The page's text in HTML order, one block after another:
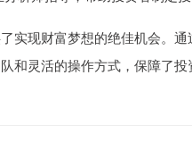
实现财富梦想的绝佳机会。
和灵活的操作方式，保障了投